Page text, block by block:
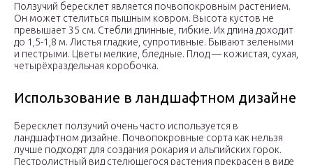
Ползучий бересклет является почвопокровным растением.
Он может стелиться пышным ковром. Высота кустов не
превышает 35 см. Стебли длинные, гибкие. Их длина доходит
до 1,5-1,8 м. Листья гладкие, супротивные. Бывают зелеными
и пестрыми. Цветы мелкие, бледные. Плод — кожистая, сухая,
четырёхраздельная коробочка.
Использование в ландшафтном дизайне
Бересклет ползучий очень часто используется в
ландшафтном дизайне. Почвопокровные сорта как нельзя
лучше подходят для создания рокария и альпийских горок.
Пестролистный вид стелющегося растения прекрасен в виде